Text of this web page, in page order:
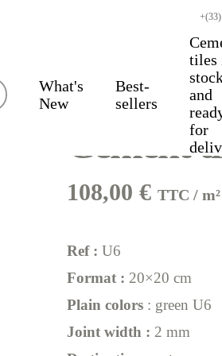
What's
New
Best-
sellers
tiles
and
for
Cement
108,00€ TTC / m²
Ref : U6
Format : 20×20 cm
Plain colors : green U6
Joint width : 2 mm